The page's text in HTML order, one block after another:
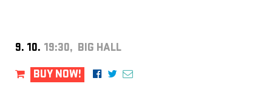
9. 10. 19:30, BIG HALL
BUY NOW!